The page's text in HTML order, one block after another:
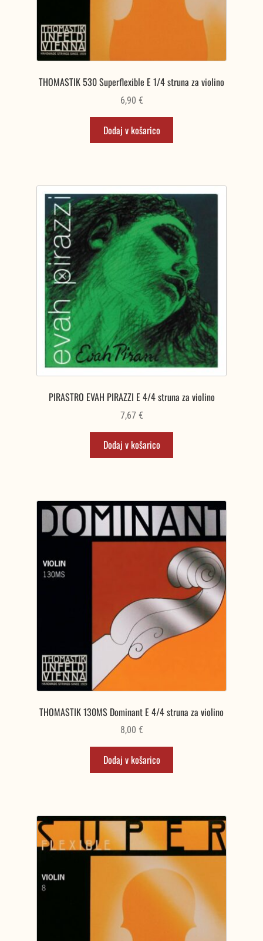
THOMASTIK 530 Superflexible E 1/4 struna za violino
6,90 €
Dodaj v košarico
PIRASTRO EVAH PIRAZZI E 4/4 struna za violino
7,67 €
Dodaj v košarico
THOMASTIK 130MS Dominant E 4/4 struna za violino
8,00 €
Dodaj v košarico